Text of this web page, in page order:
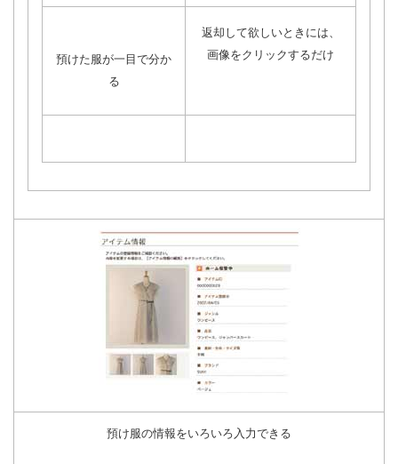
預けた服が一目で分か
る
返却して欲しいときには、
画像をクリックするだけ
預け服の情報をいろいろ入力できる